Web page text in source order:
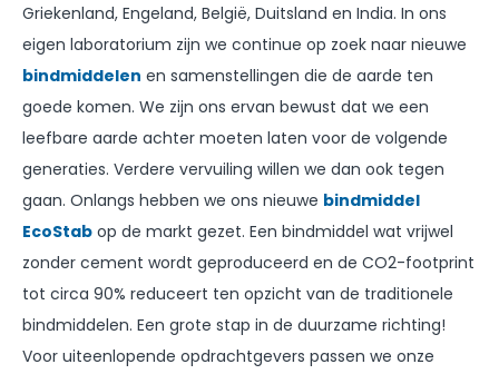
Griekenland, Engeland, België, Duitsland en India. In ons
eigen laboratorium zijn we continue op zoek naar nieuwe
bindmiddelen en samenstellingen die de aarde ten
goede komen. We zijn ons ervan bewust dat we een
leefbare aarde achter moeten laten voor de volgende
generaties. Verdere vervuiling willen we dan ook tegen
gaan. Onlangs hebben we ons nieuwe bindmiddel
EcoStab op de markt gezet. Een bindmiddel wat vrijwel
zonder cement wordt geproduceerd en de CO2-footprint
tot circa 90% reduceert ten opzicht van de traditionele
bindmiddelen. Een grote stap in de duurzame richting!
Voor uiteenlopende opdrachtgevers passen we onze